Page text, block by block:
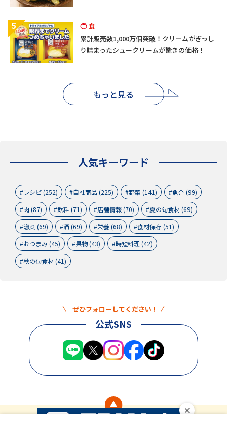
5 食
累計販売数1,000万個突破！クリームがぎっし
り詰まったシュークリームが驚きの価格！
もっと見る
人気キーワード
レシピ (252) 自社商品 (225) 野菜 (141)
魚介 (99)
肉 (87)
飲料 (71) 店舗情報 (70)
夏の旬食材 (69)
惣菜 (69)
酒 (69) 栄養 (68)
食材保存 (51)
おつまみ (45)
果物 (43)
時短料理 (42)
秋の旬食材 (41)
ぜひフォローしてください !
公式SNS